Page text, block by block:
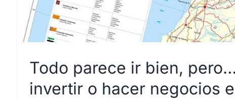
Todo parece ir bien,
invertir o hacer negocios